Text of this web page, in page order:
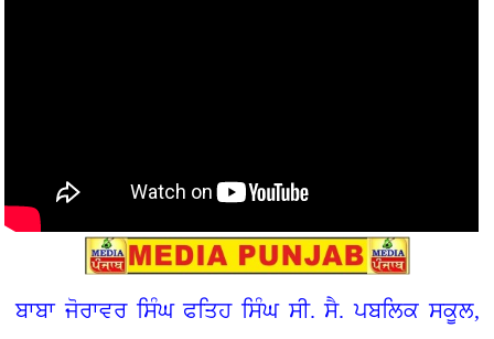
ਬਾਬਾ ਜੋਰਾਵਰ ਸਿੰਘ ਫਤਿਹ ਸਿੰਘ ਸੀ. ਸੈ. ਪਬਲਿਕ ਸਕੂਲ,